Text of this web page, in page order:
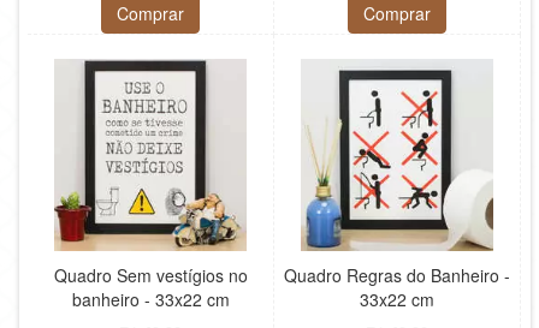
Comprar Comprar
Quadro Sem vestígios no
banheiro - 33x22 cm
Quadro Regras do Banheiro -
33x22 cm